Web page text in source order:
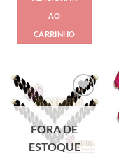
AO
CARRINHO
FORA DE
ESTOQUE